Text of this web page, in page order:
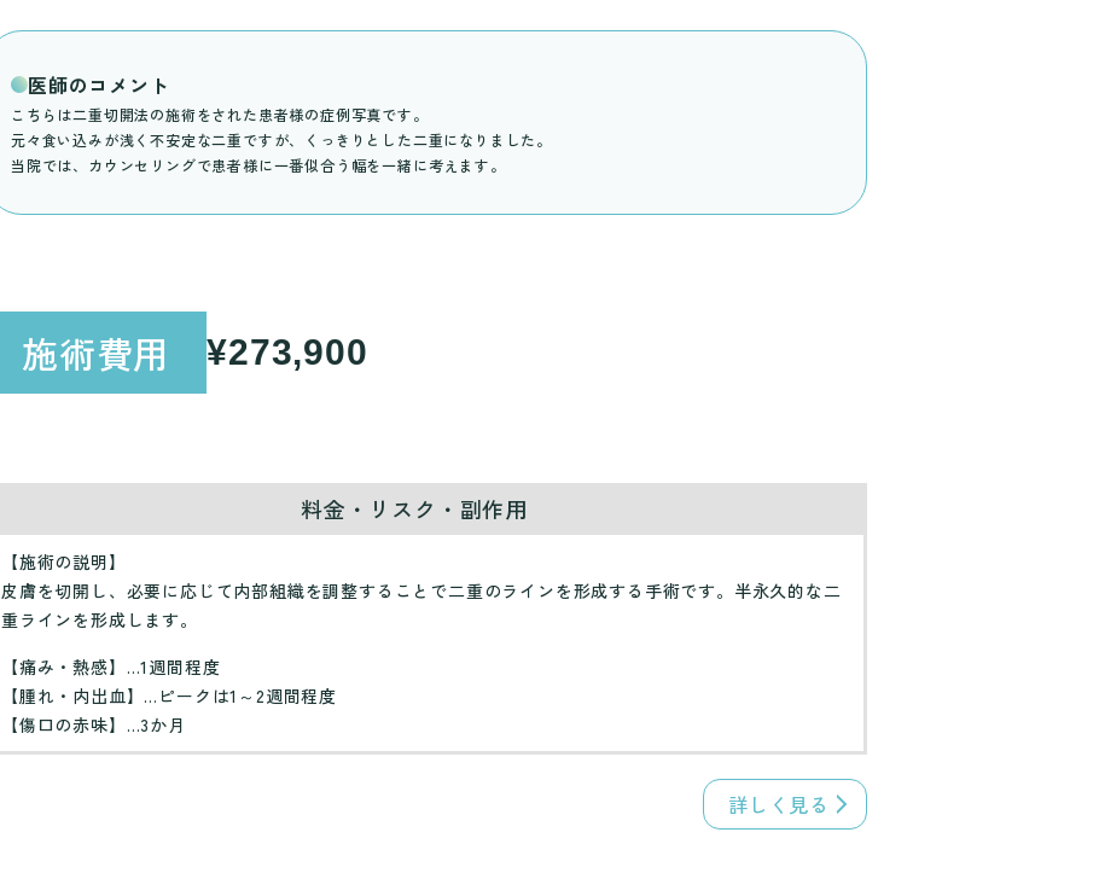
医師のコメント
こちらは二重切開法の施術をされた患者様の症例写真です。
元々食い込みが浅く不安定な二重ですが、くっきりとした二重になりました。
当院では、カウンセリングで患者様に一番似合う幅を一緒に考えます。
施術費用 ¥273,900
料金・リスク・副作用
【施術の説明】
皮膚を切開し、必要に応じて内部組織を調整することで二重のラインを形成する手術です。半永久的な二
重ラインを形成します。
【痛み・熱感】…1週間程度
【腫れ・内出血】…ピークは1～2週間程度
【傷口の赤味】…3か月
詳しく見る